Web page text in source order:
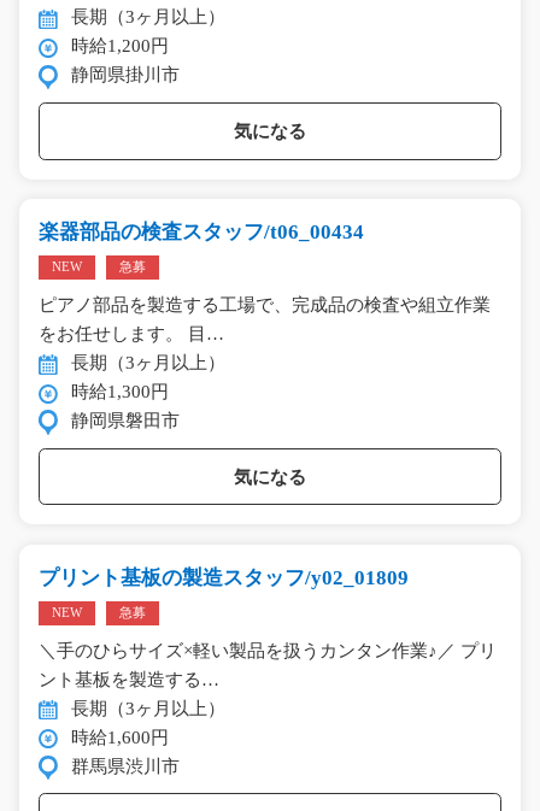
長期（3ヶ月以上）
時給1,200円
静岡県掛川市
気になる
楽器部品の検査スタッフ/t06_00434
NEW 急募
ピアノ部品を製造する工場で、完成品の検査や組立作業
をお任せします。 目…
長期（3ヶ月以上）
時給1,300円
静岡県磐田市
気になる
プリント基板の製造スタッフ/y02_01809
NEW 急募
＼手のひらサイズ×軽い製品を扱うカンタン作業♪／ プリ
ント基板を製造する…
長期（3ヶ月以上）
時給1,600円
群馬県渋川市